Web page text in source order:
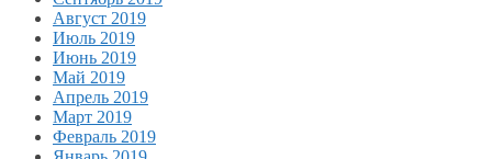
Август 2019
Июль 2019
Июнь 2019
Май 2019
Апрель 2019
Март 2019
Февраль 2019